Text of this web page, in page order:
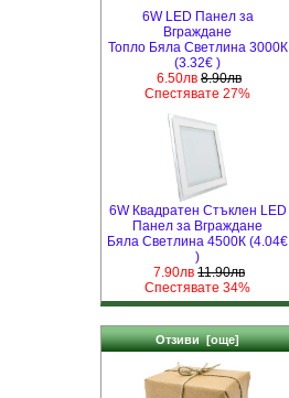
6W LED Панел за
Вграждане
Топло Бяла Светлина 3000К
(3.32€ )
6.50лв 8.90лв
Спестявате 27%
6W Квадратен Стъклен LED
Панел за Вграждане
Бяла Светлина 4500К (4.04€
)
7.90лв 11.90лв
Спестявате 34%
Отзиви [още]